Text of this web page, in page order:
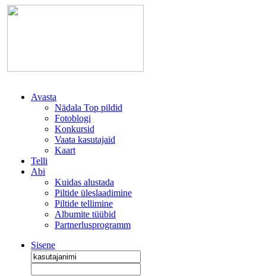
Avasta
Nädala Top pildid
Fotoblogi
Konkursid
Vaata kasutajaid
Kaart
Telli
Abi
Kuidas alustada
Piltide üleslaadimine
Piltide tellimine
Albumite tüübid
Partnerlusprogramm
Sisene